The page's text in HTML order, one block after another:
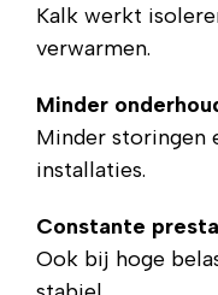
Kalk werkt
verwarmen.
Minder
Minder storingen
installaties.
Constante
Ook bij hoge